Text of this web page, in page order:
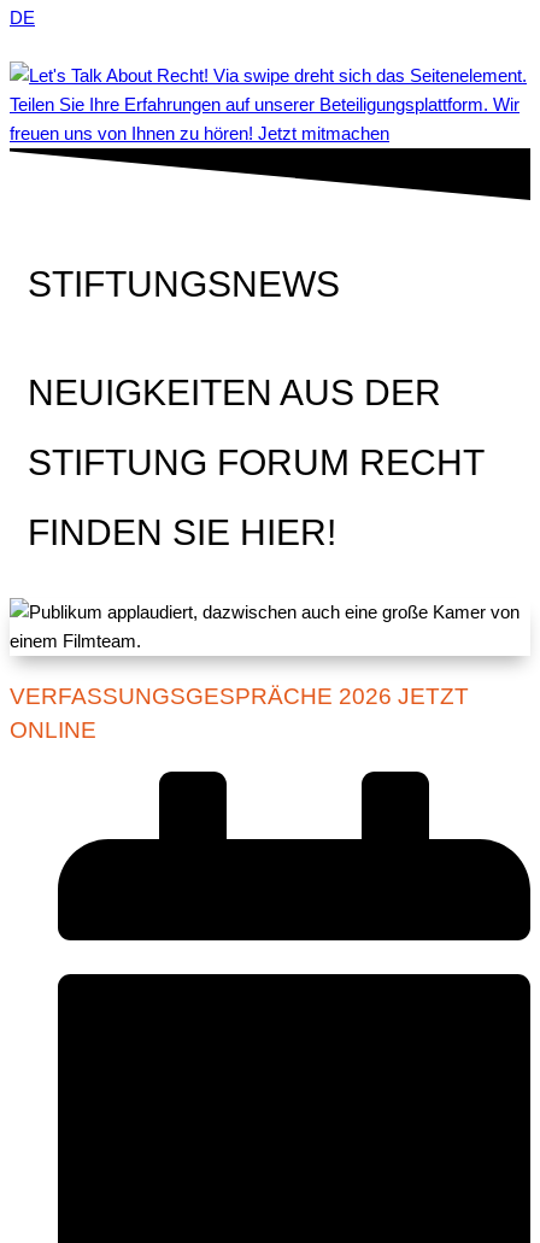
DE
Teilen Sie Ihre Erfahrungen auf unserer Beteiligungsplattform. Wir
freuen uns von Ihnen zu hören! Jetzt mitmachen
STIFTUNGSNEWS
NEUIGKEITEN AUS DER
STIFTUNG FORUM RECHT
FINDEN SIE HIER!
VERFASSUNGSGESPRÄCHE 2026 JETZT
ONLINE